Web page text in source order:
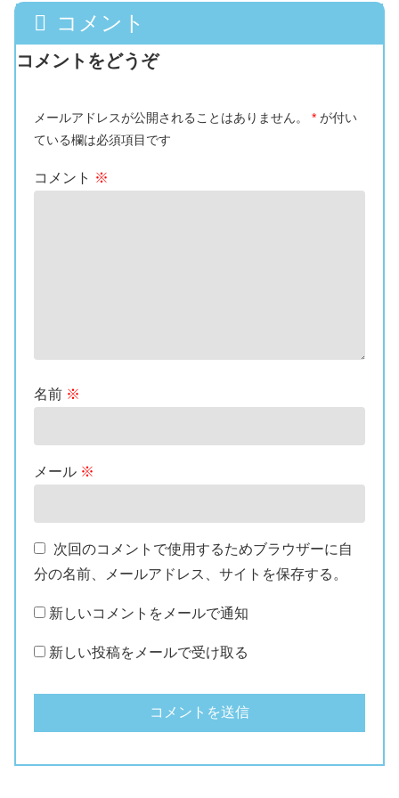
コメント
コメントをどうぞ
メールアドレスが公開されることはありません。 * が付い
ている欄は必須項目です
コメント ※
名前 ※
メール ※
次回のコメントで使用するためブラウザーに自
分の名前、メールアドレス、サイトを保存する。
新しいコメントをメールで通知
新しい投稿をメールで受け取る